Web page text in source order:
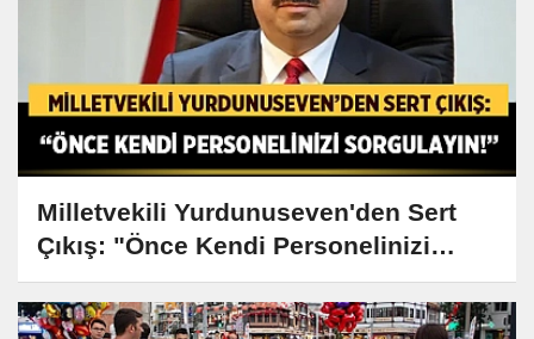
Milletvekili Yurdunuseven'den Sert
Çıkış: "Önce Kendi Personelinizi
Sorgulayın!"